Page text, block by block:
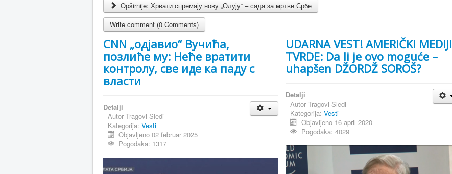
Opširnije: Хрвати спремају нову „Олују“ – сада за мртве Србе
Write comment (0 Comments)
CNN „одјавио“ Вучића,
позлиће му: Неће вратити
контролу, све иде ка паду с
власти
Detalji
Autor Tragovi-Sledi
Kategorija: Vesti
Objavljeno 02 februar 2025
Pogodaka: 1317
UDARNA VEST! AMERIČKI MEDIJI
TVRDE: Da li je ovo moguće –
uhapšen DŽORDŽ SOROŠ?
Detalji
AutorTragovi-Sledi
Kategorija:Vesti
Objavljeno 16 april 2020
Pogodaka: 4029